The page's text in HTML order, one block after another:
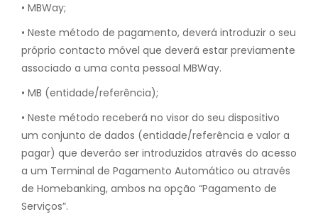
• MBWay;
• Neste método de pagamento, deverá introduzir o seu
próprio contacto móvel que deverá estar previamente
associado a uma conta pessoal MBWay.
• MB (entidade/referência);
• Neste método receberá no visor do seu dispositivo
um conjunto de dados (entidade/referência e valor a
pagar) que deverão ser introduzidos através do acesso
a um Terminal de Pagamento Automático ou através
de Homebanking, ambos na opção “Pagamento de
Serviços”.